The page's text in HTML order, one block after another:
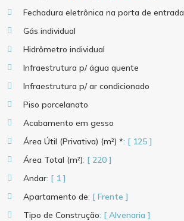
Fechadura eletrônica na porta de entrada
Gás individual
Hidrômetro individual
Infraestrutura p/ água quente
Infraestrutura p/ ar condicionado
Piso porcelanato
Acabamento em gesso
Área Útil (Privativa) (m²) *: [ 125 ]
Área Total (m²): [ 220 ]
Andar: [ 1 ]
Apartamento de: [ Frente ]
Tipo de Construção: [ Alvenaria ]